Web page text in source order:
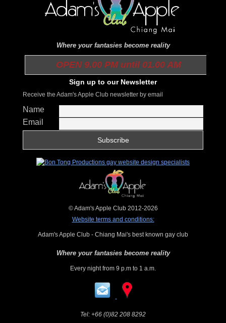
Where your fantasies become reality
OPEN 9.00 PM until 01.00 AM
Sign up to our Newsletter
Receive the Adam's Apple Club newsletter by email
Name
Email
© Adam's Apple Club 2012-2026
Website terms and conditions:
Adam's Apple Club - Chiang Mai's best known gay club
Where your fantasies become reality
Every night from 9 p.m to 1 a.m.
Tel: +66 (0)82 208 8292